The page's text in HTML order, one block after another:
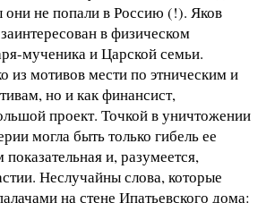
они не попали в Россию (!). Яков
в физическом
мученика и Царской семьи.
из мотивов мести по этническим и
но и как финансист,
проект. Точкой в уничтожении
могла быть только гибель ее
и, разумеется,
Неслучайны слова, которые
на стене Ипатьевского дома: